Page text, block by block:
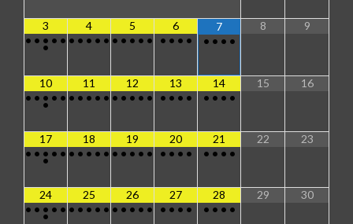
3
• • • • •
•
4
• • • • •
5
• • • • •
6
• • • •
7
• • • •
8 9
10
• • • • •
•
11
• • • • •
12
• • • • •
13
• • • •
14
• • • •
15 16
17
• • • • •
•
18
• • • • •
19
• • • • •
20
• • • •
21
• • • •
22 23
24
• • • • •
•
25
• • • • •
26
• • • • •
27
• • • •
28
• • • •
29 30